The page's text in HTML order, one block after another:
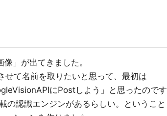
」が出てきました。
せて名前を取りたいと思って、最初は
にPostしよう」と思ったのです
の認識エンジンがあるらしい。ということ